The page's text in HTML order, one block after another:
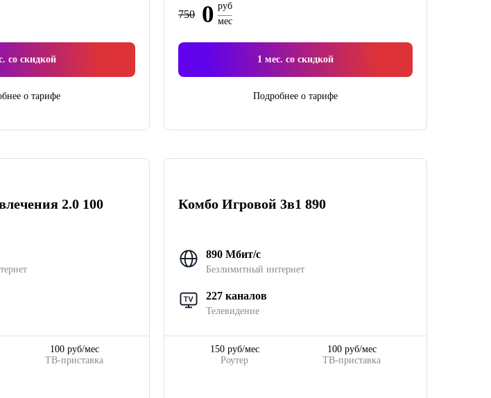
со скидкой
о тарифе
750 0 руб
мес
1 мес. со скидкой
Подробнее о тарифе
2.0 100
ТВ-приставка
100 руб/мес
Комбо Игровой 3в1 890
890 Мбит/с
Безлимитный интернет
227 каналов
Телевидение
Роутер
150 руб/мес
ТВ-приставка
100 руб/мес